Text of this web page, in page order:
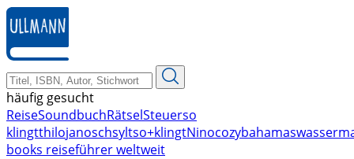
zum
Hauptinhalt
springen
häufig gesucht
ReiseSoundbuchRätselSteuerso
klingtthilojanoschsyltso+klingtNinocozybahamas
books reiseführer weltweit